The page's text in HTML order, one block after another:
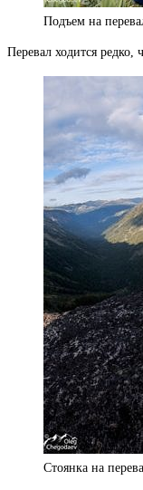
Подъем на
Перевал ходится
Стоянка на